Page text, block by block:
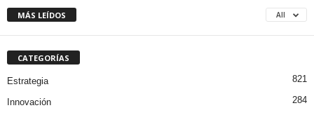
MÁS LEÍDOS All
CATEGORÍAS
Estrategia 821
Innovación 284